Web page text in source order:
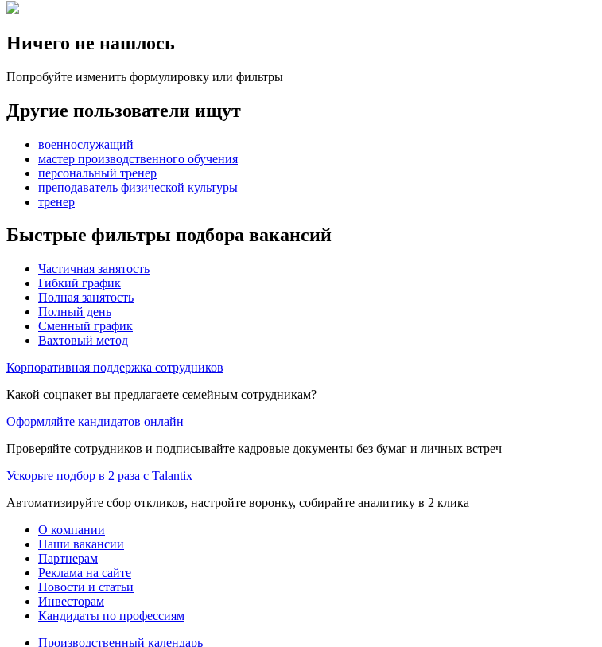
Ничего не нашлось
Попробуйте изменить формулировку или фильтры
Другие пользователи ищут
военнослужащий
мастер производственного обучения
персональный тренер
преподаватель физической культуры
тренер
Быстрые фильтры подбора вакансий
Частичная занятость
Гибкий график
Полная занятость
Полный день
Сменный график
Вахтовый метод
Корпоративная поддержка сотрудников
Какой соцпакет вы предлагаете семейным сотрудникам?
Оформляйте кандидатов онлайн
Проверяйте сотрудников и подписывайте кадровые документы без бумаг и личных встреч
Ускорьте подбор в 2 раза с Talantix
Автоматизируйте сбор откликов, настройте воронку, собирайте аналитику в 2 клика
О компании
Наши вакансии
Партнерам
Реклама на сайте
Новости и статьи
Инвесторам
Кандидаты по профессиям
Производственный календарь